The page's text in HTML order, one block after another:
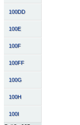
100DD
100E
100F
100FF
100G
100H
100I